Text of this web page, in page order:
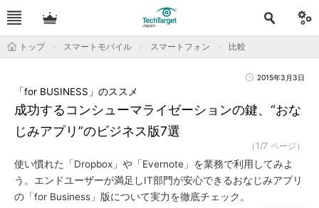
トップ スマートモバイル スマートフォン 比較
2015年3月3日
成功するコンシューマライゼーションの鍵、“おな
じみアプリ”のビジネス版7選
「for BUSINESS」のススメ
（1/7 ページ）
使い慣れた「Dropbox」や「Evernote」を業務で利用してみよ
う。エンドユーザーが満足しIT部門が安心できるおなじみアプリ
の「for Business」版について実力を徹底チェック。